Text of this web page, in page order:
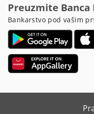
Preuzmite
Bankarstvo pod vašim